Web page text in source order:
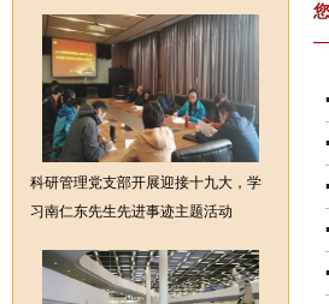
科研管理党支部开展迎接十九大，学
习南仁东先生先进事迹主题活动